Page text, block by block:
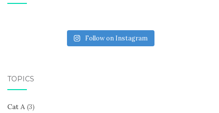
Follow on Instagram
TOPICS
Cat A (3)